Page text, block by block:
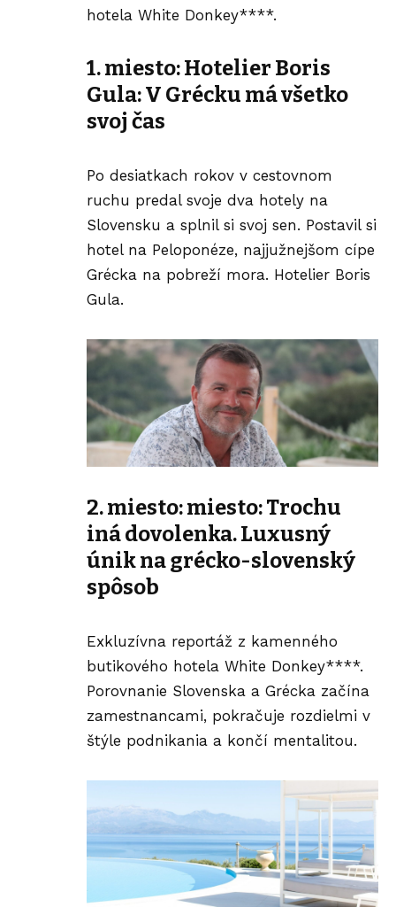
hotela White Donkey****.
1. miesto: Hotelier Boris
Gula: V Grécku má všetko
svoj čas
Po desiatkach rokov v cestovnom
ruchu predal svoje dva hotely na
Slovensku a splnil si svoj sen. Postavil si
hotel na Peloponéze, najjužnejšom cípe
Grécka na pobreží mora. Hotelier Boris
Gula.
2. miesto: miesto: Trochu
iná dovolenka. Luxusný
únik na grécko-slovenský
spôsob
Exkluzívna reportáž z kamenného
butikového hotela White Donkey****.
Porovnanie Slovenska a Grécka začína
zamestnancami, pokračuje rozdielmi v
štýle podnikania a končí mentalitou.